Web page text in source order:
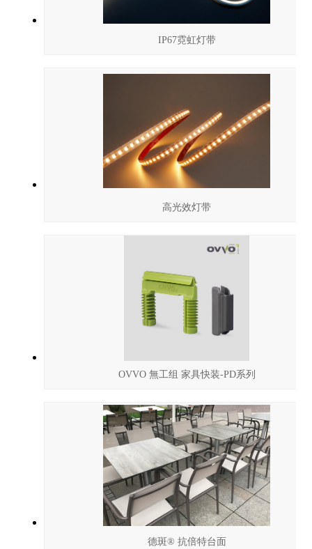
IP67霓虹灯带
高光效灯带
OVVO 無工组 家具快装-PD系列
德斑® 抗倍特台面